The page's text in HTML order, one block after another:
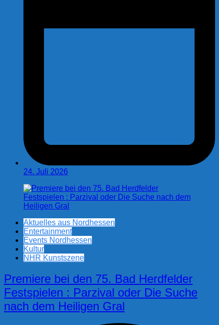
24. Juli 2026
Aktuelles aus Nordhessen
Entertainment
Events Nordhessen
Kultur
NHR Kunstszene
Premiere bei den 75. Bad Herdfelder
Festspielen : Parzival oder Die Suche
nach dem Heiligen Gral